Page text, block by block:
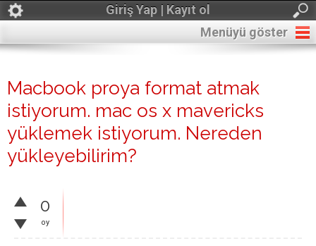
Giriş Yap | Kayıt ol
Menüyü göster
Macbook proya format atmak
istiyorum. mac os x mavericks
yüklemek istiyorum. Nereden
yükleyebilirim?
0
oy